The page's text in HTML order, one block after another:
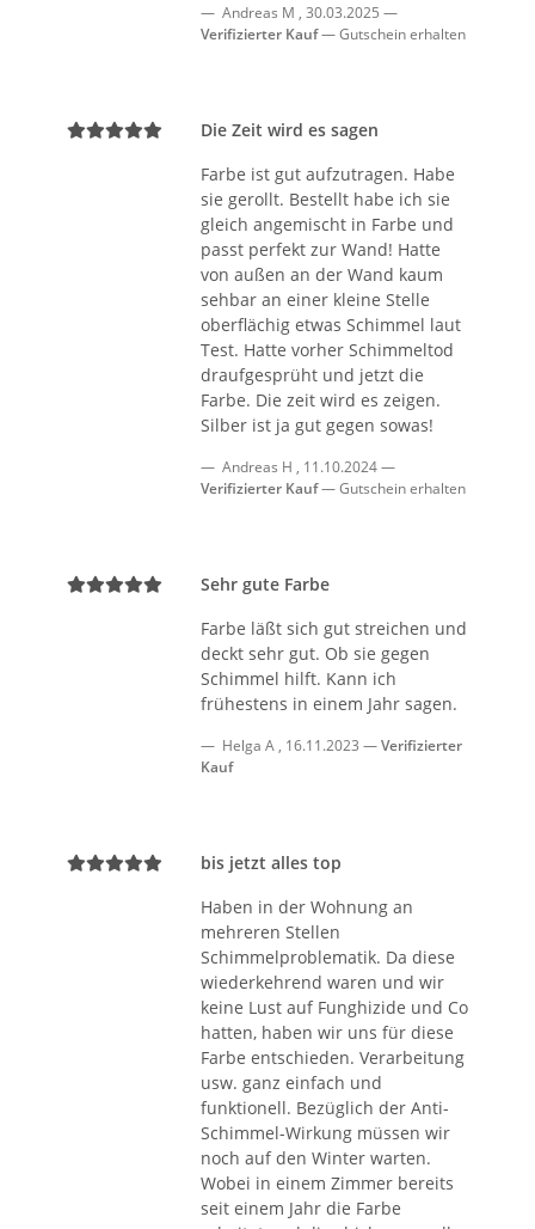
Andreas M , 30.03.2025
Verifizierter Kauf
Gutschein erhalten
Die Zeit wird es sagen
Farbe ist gut aufzutragen. Habe
sie gerollt. Bestellt habe ich sie
gleich angemischt in Farbe und
passt perfekt zur Wand! Hatte
von außen an der Wand kaum
sehbar an einer kleine Stelle
oberflächig etwas Schimmel laut
Test. Hatte vorher Schimmeltod
draufgesprüht und jetzt die
Farbe. Die zeit wird es zeigen.
Silber ist ja gut gegen sowas!
Andreas H , 11.10.2024
Verifizierter Kauf
Gutschein erhalten
Sehr gute Farbe
Farbe läßt sich gut streichen und
deckt sehr gut. Ob sie gegen
Schimmel hilft. Kann ich
frühestens in einem Jahr sagen.
Helga A , 16.11.2023
Verifizierter
Kauf
bis jetzt alles top
Haben in der Wohnung an
mehreren Stellen
Schimmelproblematik. Da diese
wiederkehrend waren und wir
keine Lust auf Funghizide und Co
hatten, haben wir uns für diese
Farbe entschieden. Verarbeitung
usw. ganz einfach und
funktionell. Bezüglich der Anti-
Schimmel-Wirkung müssen wir
noch auf den Winter warten.
Wobei in einem Zimmer bereits
seit einem Jahr die Farbe